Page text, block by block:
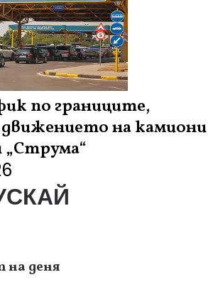
по границите,
на камиони
„Струма“
на деня